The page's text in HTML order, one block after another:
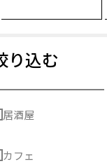
り込む
居酒屋
カフェ